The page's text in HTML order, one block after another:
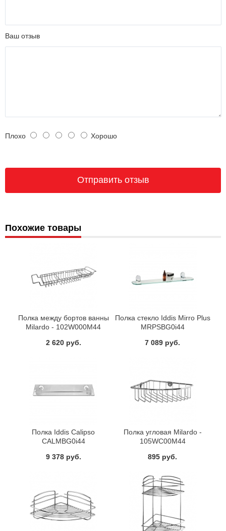
Ваш отзыв
Плохо Хорошо
Похожие товары
Полка между бортов ванны
Milardo - 102W000M44
2 620 руб.
Полка стекло Iddis Mirro Plus
MRPSBG0i44
7 089 руб.
Полка Iddis Calipso
CALMBG0i44
9 378 руб.
Полка угловая Milardo -
105WC00M44
895 руб.